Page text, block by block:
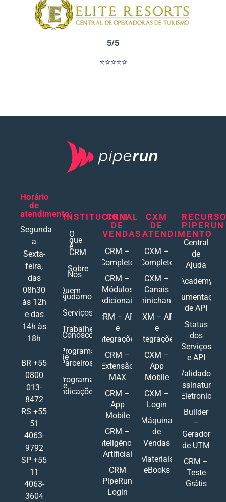
5/5
⭐⭐⭐⭐⭐
Horário
de
atendimento:
Segunda
a
Sexta-
feira,
das
08h30
às 12h
e das
14h às
18h
BR +55
0800
013-
8472
RS +55
51
4063-
9792
SP +55
11
4063-
3604
INSTITUCIONAL
O
que
é
CRM
Sobre
Nós
Quem
Ajudamos
Serviços
Trabalhe
Conosco
Programa
de
Parceiros
Programa
de
Indicações
CRM
DE
VENDAS
CRM –
Completo
CRM –
Módulos
Adicionais
CRM – API
e
Integrações
CRM –
Extensão
MAX
CRM –
App
Mobile
CRM –
Inteligência
Artificial
CRM
PipeRun
Login
CXM
DE
ATENDIMENTO
CXM –
Completo
CXM –
Canais
Ominichannel
CXM – API
e
Integrações
CXM –
App
Mobile
CXM –
Login
Máquina
de
Vendas
Materiais
eBooks
PIPERUN
Central
de
Ajuda
Academy
Documentações
de API
Status
dos
Serviços
e API
Validador
Assinatura
Eletronic
Builder
–
Gerador
de UTM
CRM –
Teste
Grátis